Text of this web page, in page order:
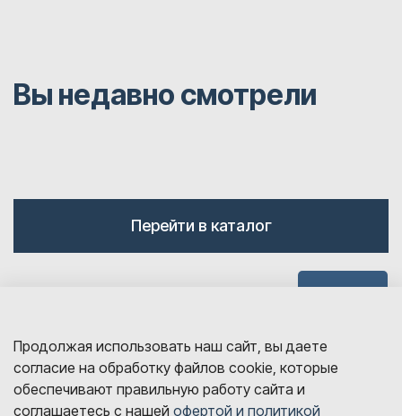
Вы недавно смотрели
Перейти в каталог
Продолжая использовать наш сайт, вы даете
согласие на обработку файлов cookie, которые
обеспечивают правильную работу сайта и
соглашаетесь с нашей офертой и политикой